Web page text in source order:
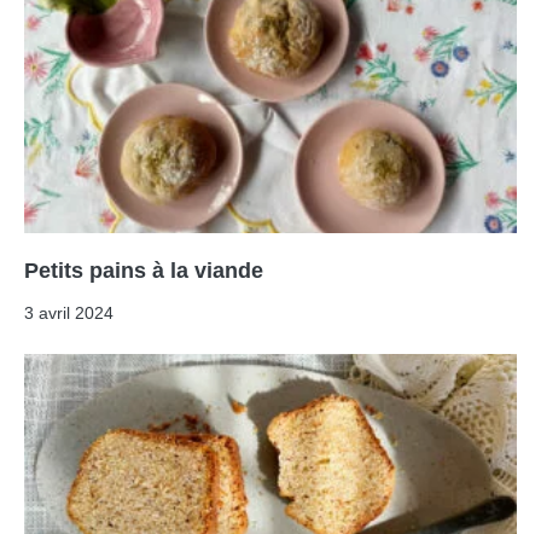
Petits pains à la viande
3 avril 2024